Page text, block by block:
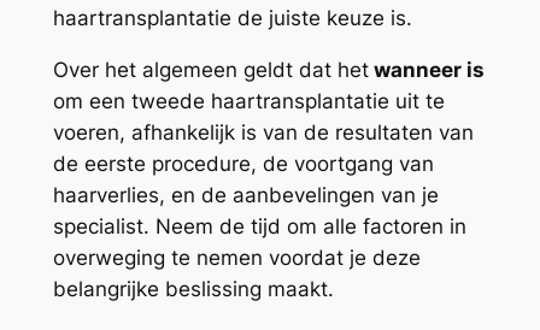
haartransplantatie de juiste keuze is.
Over het algemeen geldt dat hetwanneer is
om een tweede haartransplantatie uit te
voeren, afhankelijk is van de resultaten van
de eerste procedure, de voortgang van
haarverlies, en de aanbevelingen van je
specialist. Neem de tijd om alle factoren in
overweging te nemen voordat je deze
belangrijke beslissing maakt.